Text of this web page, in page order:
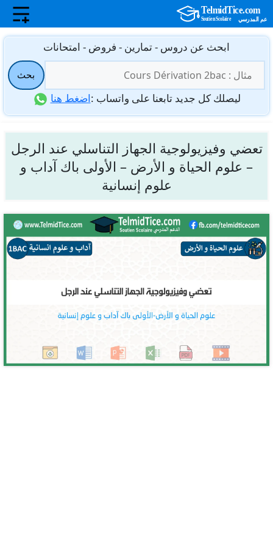
انتقل
المحتوى
ابحث عن دروس - تمارين - فروض - امتحانات
عن:
بحث
ليصلك كل جديد تابعنا على واتساب :اضغط هنا
تعضي وفيزيولوجية الجهاز التناسلي عند الرجل
– علوم الحياة و الأرض – الأولى باك آداب و
علوم إنسانية